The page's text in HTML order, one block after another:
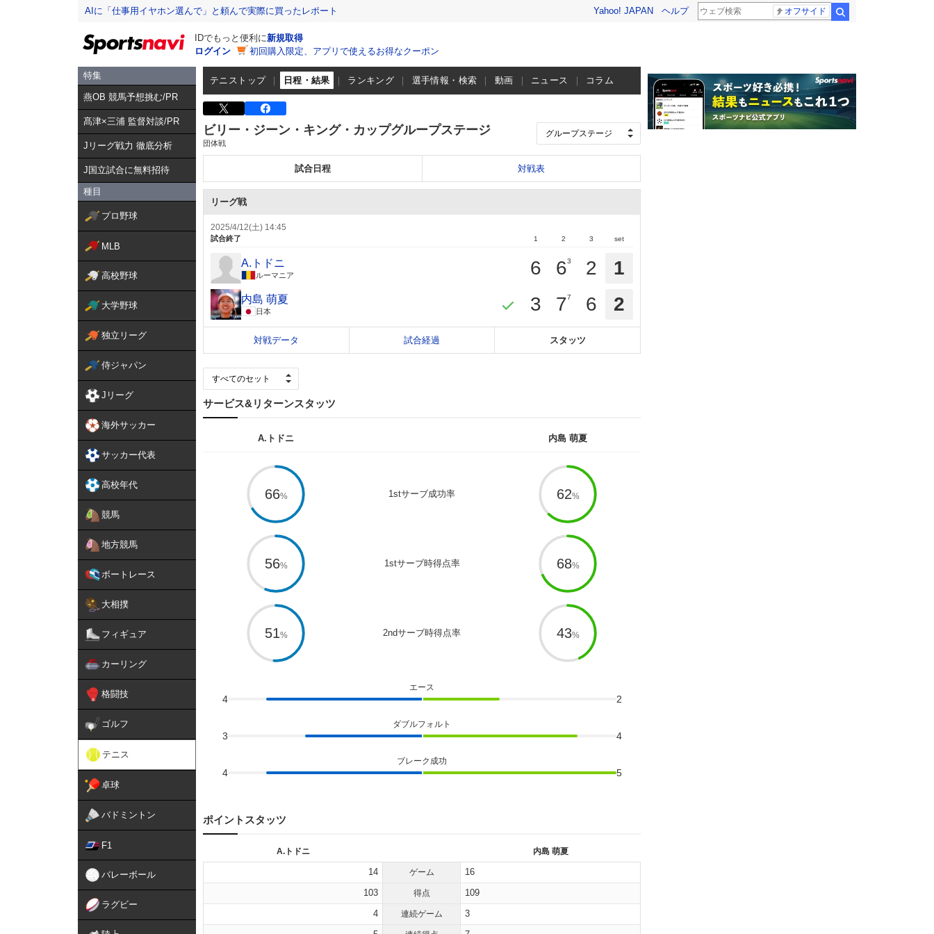
AIに「仕事用イヤホン選んで」と頼んで実際に買ったレポート Yahoo! JAPAN ヘルプ オフサイド
IDでもっと便利に新規取得
ログイン
初回購入限定、アプリで使えるお得なクーポン
特集
燕OB 競馬予想挑む/PR
髙津×三浦 監督対談/PR
Jリーグ戦力 徹底分析
J国立試合に無料招待
種目
プロ野球
MLB
高校野球
大学野球
独立リーグ
侍ジャパン
Jリーグ
海外サッカー
サッカー代表
高校年代
競馬
地方競馬
ボートレース
大相撲
フィギュア
カーリング
格闘技
ゴルフ
テニス
卓球
バドミントン
F1
バレーボール
ラグビー
テニストップ 日程・結果 ランキング 選手情報・検索 動画 ニュース コラム
ビリー・ジーン・キング・カップグループステージ
団体戦
試合日程 対戦表
リーグ戦
2025/4/12(土) 14:45
試合終了 1 2 3 set
A.トドニ
ルーマニア 6 63 2 1
内島 萌夏
日本 3 77 6 2
対戦データ 試合経過 スタッツ
サービス&リターンスタッツ
A.トドニ 内島 萌夏
66 1stサーブ成功率 62
56 1stサーブ時得点率 68
51 2ndサーブ時得点率 43
エース
4 2
ダブルフォルト
3 4
ブレーク成功
4 5
ポイントスタッツ
A.トドニ 内島 萌夏
14 ゲーム
16
103
得点
109
4
連続ゲーム
3